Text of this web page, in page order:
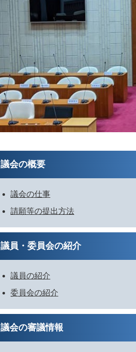
議会の概要
議会の仕事
請願等の提出方法
議員・委員会の紹介
議員の紹介
委員会の紹介
議会の審議情報